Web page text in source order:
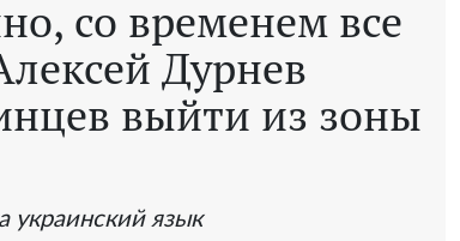
со временем все
Дурнев
выйти из зоны
украинский язык